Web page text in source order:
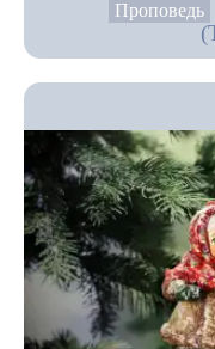
Проповедь